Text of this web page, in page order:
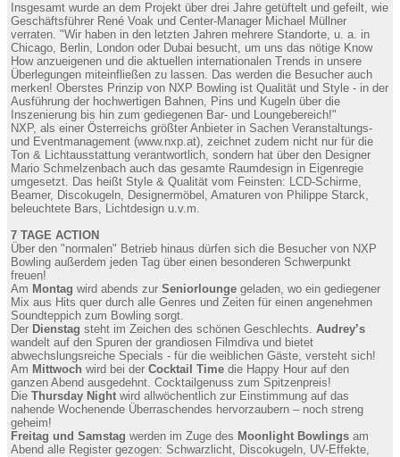
Insgesamt wurde an dem Projekt über drei Jahre getüftelt und gefeilt, wie
Geschäftsführer René Voak und Center-Manager Michael Müllner
verraten. "Wir haben in den letzten Jahren mehrere Standorte, u. a. in
Chicago, Berlin, London oder Dubai besucht, um uns das nötige Know
How anzueigenen und die aktuellen internationalen Trends in unsere
Überlegungen miteinfließen zu lassen. Das werden die Besucher auch
merken! Oberstes Prinzip von NXP Bowling ist Qualität und Style - in der
Ausführung der hochwertigen Bahnen, Pins und Kugeln über die
Inszenierung bis hin zum gediegenen Bar- und Loungebereich!"
NXP, als einer Österreichs größter Anbieter in Sachen Veranstaltungs-
und Eventmanagement (www.nxp.at), zeichnet zudem nicht nur für die
Ton & Lichtausstattung verantwortlich, sondern hat über den Designer
Mario Schmelzenbach auch das gesamte Raumdesign in Eigenregie
umgesetzt. Das heißt Style & Qualität vom Feinsten: LCD-Schirme,
Beamer, Discokugeln, Designermöbel, Amaturen von Philippe Starck,
beleuchtete Bars, Lichtdesign u.v.m.
7 TAGE ACTION
Über den "normalen" Betrieb hinaus dürfen sich die Besucher von NXP
Bowling außerdem jeden Tag über einen besonderen Schwerpunkt
freuen!
Am Montag wird abends zur Seniorlounge geladen, wo ein gediegener
Mix aus Hits quer durch alle Genres und Zeiten für einen angenehmen
Soundteppich zum Bowling sorgt.
Der Dienstag steht im Zeichen des schönen Geschlechts. Audrey’s
wandelt auf den Spuren der grandiosen Filmdiva und bietet
abwechslungsreiche Specials - für die weiblichen Gäste, versteht sich!
Am Mittwoch wird bei der Cocktail Time die Happy Hour auf den
ganzen Abend ausgedehnt. Cocktailgenuss zum Spitzenpreis!
Die Thursday Night wird allwöchentlich zur Einstimmung auf das
nahende Wochenende Überraschendes hervorzaubern – noch streng
geheim!
Freitag und Samstag werden im Zuge des Moonlight Bowlings am
Abend alle Register gezogen: Schwarzlicht, Discokugeln, UV-Effekte,